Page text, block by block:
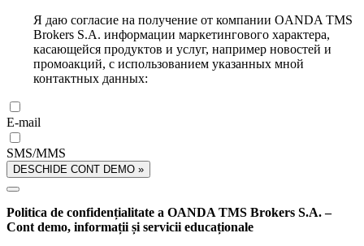
Я даю согласие на получение от компании OANDA TMS
Brokers S.A. информации маркетингового характера,
касающейся продуктов и услуг, например новостей и
промоакций, с использованием указанных мной
контактных данных:
E-mail
SMS/MMS
DESCHIDE CONT DEMO »
Politica de confidențialitate a OANDA TMS Brokers S.A. –
Cont demo, informații și servicii educaționale